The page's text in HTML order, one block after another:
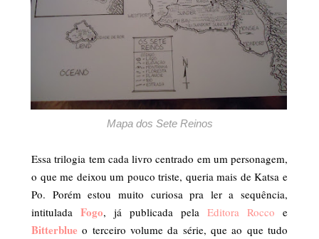
Mapa dos Sete Reinos
Essa trilogia tem cada livro centrado em um personagem,
o que me deixou um pouco triste, queria mais de Katsa e
Po. Porém estou muito curiosa pra ler a sequência,
intitulada Fogo, já publicada pela Editora Rocco e
Bitterblue o terceiro volume da série, que ao que tudo